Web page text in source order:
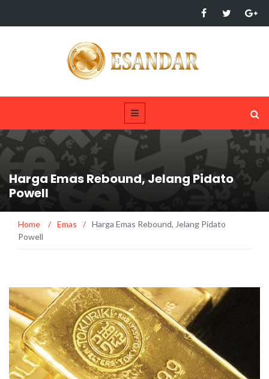
Harga Emas Rebound, Jelang Pidato
Powell
Home / Emas / Harga Emas Rebound, Jelang Pidato
Powell